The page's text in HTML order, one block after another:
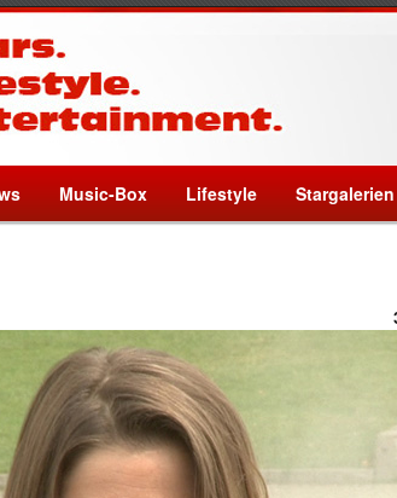
Music-Box Lifestyle Stargalerien